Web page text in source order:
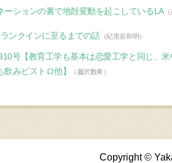
ーションの裏で地殻変動を起こしているLA（
ランクインに至るまでの話（紀里谷和明）
号【教育工学も基本は恋愛工学と同じ、
みビストロ他】
（藤沢数希）
Copyright ©